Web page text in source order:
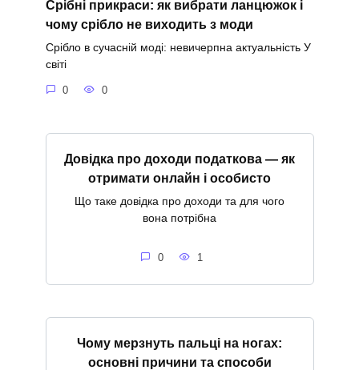
Срібні прикраси: як вибрати ланцюжок і
чому срібло не виходить з моди
Срібло в сучасній моді: невичерпна актуальність У
світі
0 0
Довідка про доходи податкова — як
отримати онлайн і особисто
Що таке довідка про доходи та для чого
вона потрібна
0 1
Чому мерзнуть пальці на ногах:
основні причини та способи